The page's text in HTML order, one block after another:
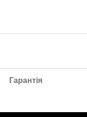
Гарантія